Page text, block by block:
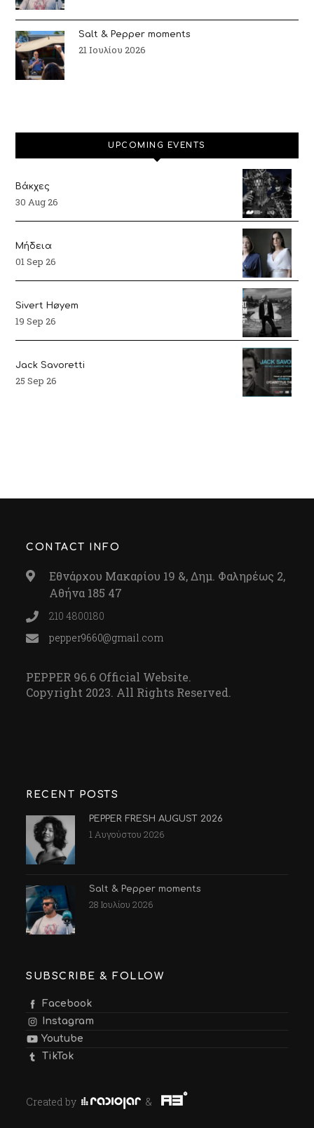
Salt & Pepper moments
21 Ιουλίου 2026
UPCOMING EVENTS
Βάκχες
30 Aug 26
Μήδεια
01 Sep 26
Sivert Høyem
19 Sep 26
Jack Savoretti
25 Sep 26
CONTACT INFO
Εθνάρχου Μακαρίου 19 &, Δημ. Φαληρέως 2,
Αθήνα 185 47
210 4800180
pepper9660@gmail.com
PEPPER 96.6 Official Website.
Copyright 2023. All Rights Reserved.
RECENT POSTS
PEPPER FRESH AUGUST 2026
1 Αυγούστου 2026
Salt & Pepper moments
28 Ιουλίου 2026
SUBSCRIBE & FOLLOW
Facebook
Instagram
Youtube
TikTok
Created by &